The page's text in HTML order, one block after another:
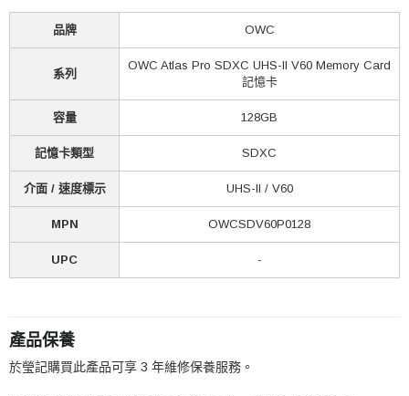
品牌 OWC
系列
OWC Atlas Pro SDXC UHS-II V60 Memory Card
記憶卡
容量 128GB
記憶卡類型 SDXC
介面 / 速度標示 UHS-II / V60
MPN OWCSDV60P0128
UPC -
產品保養
於瑩記購買此產品可享 3 年維修保養服務。